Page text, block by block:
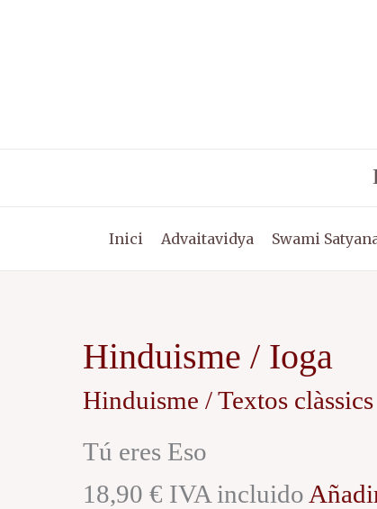
Inici Advaitavidya Swami
Hinduisme / Ioga
Hinduisme / Textos clàssics
Tú eres Eso
18,90 € IVA incluido